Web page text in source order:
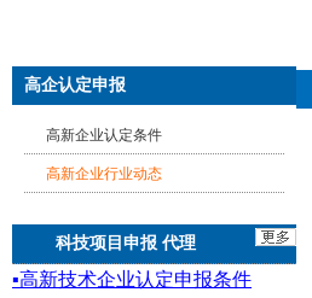
高企认定申报
高新企业认定条件
高新企业行业动态
科技项目申报 代理
▪高新技术企业认定申报条件